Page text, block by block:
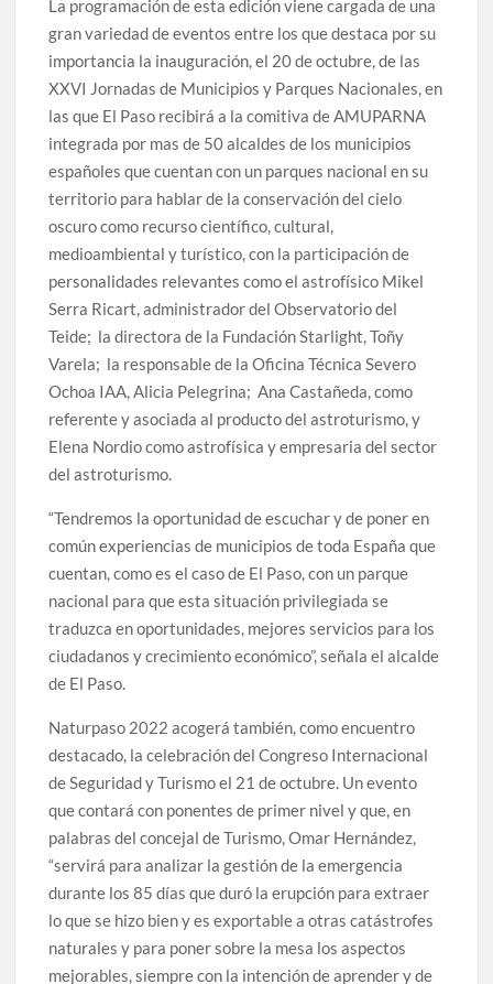
La programación de esta edición viene cargada de una
gran variedad de eventos entre los que destaca por su
importancia la inauguración, el 20 de octubre, de las
XXVI Jornadas de Municipios y Parques Nacionales, en
las que El Paso recibirá a la comitiva de AMUPARNA
integrada por mas de 50 alcaldes de los municipios
españoles que cuentan con un parques nacional en su
territorio para hablar de la conservación del cielo
oscuro como recurso científico, cultural,
medioambiental y turístico, con la participación de
personalidades relevantes como el astrofísico Mikel
Serra Ricart, administrador del Observatorio del
Teide; la directora de la Fundación Starlight, Toñy
Varela; la responsable de la Oficina Técnica Severo
Ochoa IAA, Alicia Pelegrina; Ana Castañeda, como
referente y asociada al producto del astroturismo, y
Elena Nordio como astrofísica y empresaria del sector
del astroturismo.
“Tendremos la oportunidad de escuchar y de poner en
común experiencias de municipios de toda España que
cuentan, como es el caso de El Paso, con un parque
nacional para que esta situación privilegiada se
traduzca en oportunidades, mejores servicios para los
ciudadanos y crecimiento económico”, señala el alcalde
de El Paso.
Naturpaso 2022 acogerá también, como encuentro
destacado, la celebración del Congreso Internacional
de Seguridad y Turismo el 21 de octubre. Un evento
que contará con ponentes de primer nivel y que, en
palabras del concejal de Turismo, Omar Hernández,
“servirá para analizar la gestión de la emergencia
durante los 85 días que duró la erupción para extraer
lo que se hizo bien y es exportable a otras catástrofes
naturales y para poner sobre la mesa los aspectos
mejorables, siempre con la intención de aprender y de